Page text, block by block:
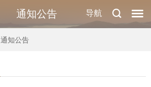
导航
通知公告
通知公告